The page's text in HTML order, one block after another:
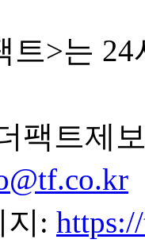
트>는
팩트제
지: